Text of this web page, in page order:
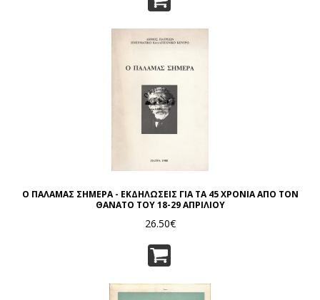
Ο ΠΑΛΑΜΑΣ ΣΗΜΕΡΑ - ΕΚΔΗΛΩΣΕΙΣ ΓΙΑ ΤΑ 45 ΧΡΟΝΙΑ ΑΠΟ ΤΟΝ
ΘΑΝΑΤΟ ΤΟΥ 18-29 ΑΠΡΙΛΙΟΥ
26.50€